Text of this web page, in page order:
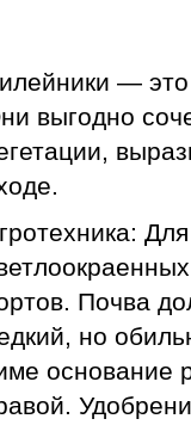
—
выгодно
Почва
но
основание